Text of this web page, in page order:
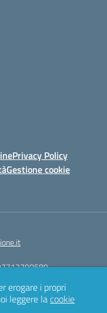
Privacy Policy
Gestione cookie
by
Designers Italia
erogare i propri
leggere lacookie